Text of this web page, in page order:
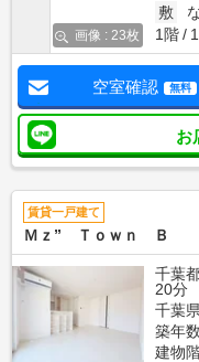
画像 : 23枚
敷
1階
空室確認 無料
お
賃貸一戸建て
Ｍｚ” Ｔｏｗｎ Ｂ
千葉
20分
千葉
築年数
建物